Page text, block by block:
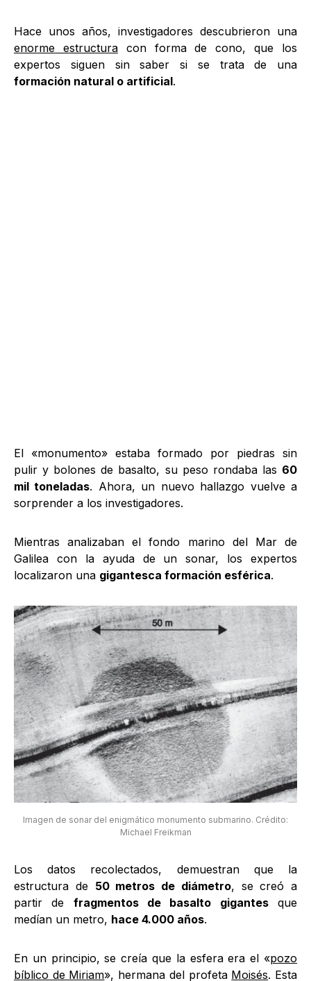
Hace unos años, investigadores descubrieron una
enorme estructuracon forma de cono, que los
expertos siguen sin saber si se trata de una
formación natural o artificial.
El «monumento» estaba formado por piedras sin
pulir y bolones de basalto, su peso rondaba las 60
mil toneladas. Ahora, un nuevo hallazgo vuelve a
sorprender a los investigadores.
Mientras analizaban el fondo marino del Mar de
Galilea con la ayuda de un sonar, los expertos
localizaron una gigantesca formación esférica.
Imagen de sonar del enigmático monumento submarino. Crédito:
Michael Freikman
Los datos recolectados, demuestran que la
estructura de 50 metros de diámetro, se creó a
partir de fragmentos de basalto gigantesque
medían un metro, hace 4.000 años.
En un principio, se creía que la esfera era el «pozo
bíblico de Miriam», hermana del profeta Moisés. Esta